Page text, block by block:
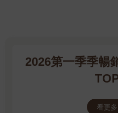
2026第一季季暢
看更多